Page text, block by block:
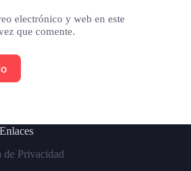
electrónico y web en este
que comente.
Enlaces
de Privacidad